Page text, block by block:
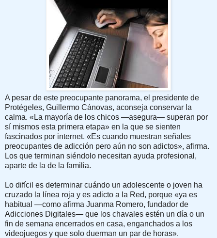
A pesar de este preocupante panorama, el presidente de
Protégeles, Guillermo Cánovas, aconseja conservar la
calma. «La mayoría de los chicos —asegura— superan por
sí mismos esta primera etapa» en la que se sienten
fascinados por internet. «Es cuando muestran señales
preocupantes de adicción pero aún no son adictos», afirma.
Los que terminan siéndolo necesitan ayuda profesional,
aparte de la de la familia.
Lo difícil es determinar cuándo un adolescente o joven ha
cruzado la línea roja y es adicto a la Red, porque «ya es
habitual —como afirma Juanma Romero, fundador de
Adicciones Digitales— que los chavales estén un día o un
fin de semana encerrados en casa, enganchados a los
videojuegos y que solo duerman un par de horas».